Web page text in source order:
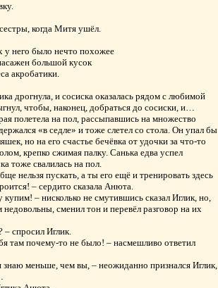
когда Митя ушёл.
у него было нечто похожее
большой кусок
акробатики.
дрогнула, и сосиска оказалась рядом с любимой
чтобы, наконец, добраться до сосиски, и…
полетела на пол, рассыпавшись на множество
«в седле» и тоже слетел со стола. Он упал бы
но на его счастье бечёвка от удочки за что-то
крепко сжимая палку. Санька едва успел
тоже свалилась на пол.
нельзя пускать, а ты его ещё и тренировать здесь
– сердито сказала Анюта.
– нисколько не смутившись сказал Иглик, но,
недовольны, сменил тон и перевёл разговор на их
– спросил Иглик.
там почему-то не было! – насмешливо ответил
знаю меньше, чем вы, – неожиданно признался Иглик,